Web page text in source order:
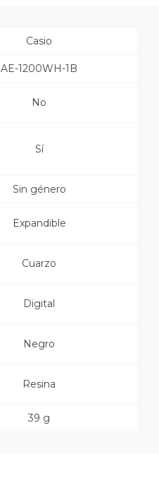
Casio
AE-1200WH-1B
No
Sí
Sin género
Expandible
Cuarzo
Digital
Negro
Resina
39 g